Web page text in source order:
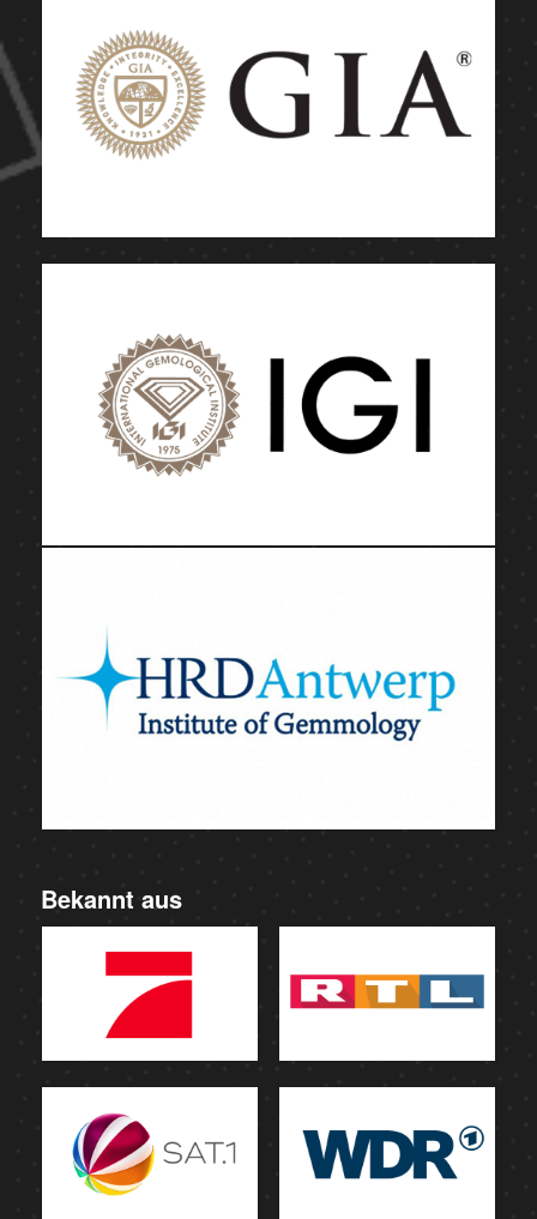
Bekannt aus